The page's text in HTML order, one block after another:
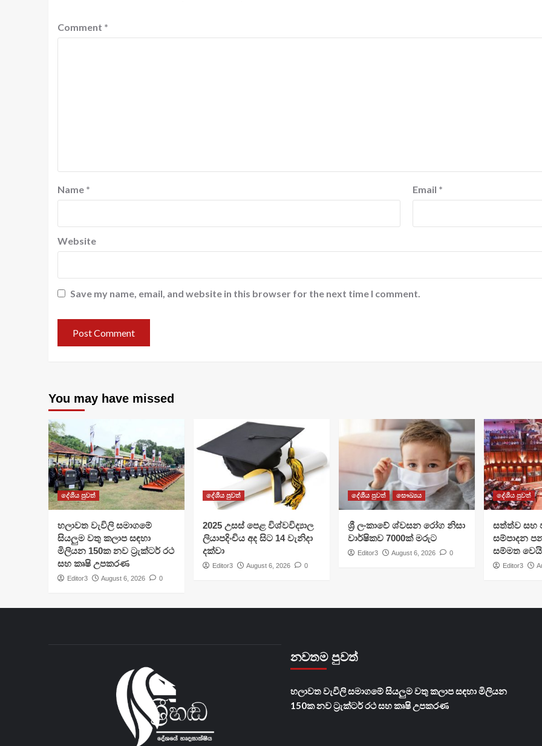
Comment *
Name * Email *
Website
Save my name, email, and website in this browser for the next time I comment.
You may have missed
දේශීය පුවත්
හලාවත වැවිලි සමාගමේ
සියලුම වතු කලාප සඳහා
මිලියන 150ක නව ට්‍රැක්ටර් රථ
සහ කෘෂි උපකරණ
Editor3 August 6, 2026 0
දේශීය පුවත්
​2025 උසස් පෙළ විශ්වවිද්‍යාල
ලියාපදිංචිය අද සිට 14 වැනිදා
දක්වා
Editor3 August 6, 2026 0
දේශීය පුවත් සෞඛ්‍යය
ශ්‍රී ලංකාවේ ශ්වසන රෝග නිසා
වාර්ෂිකව 7000ක් මරුට
Editor3 August 6, 2026 0
දේශීය පුවත්
සත්ත්ව සහ
සම්පාදන
සම්මත වෙයි
Editor3
නවතම පුවත්
හලාවත වැවිලි සමාගමේ සියලුම වතු කලාප සඳහා මිලියන
150ක නව ට්‍රැක්ටර් රථ සහ කෘෂි උපකරණ